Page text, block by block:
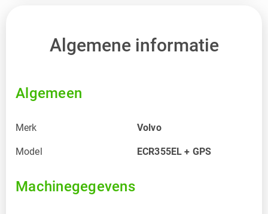
Algemene informatie
Algemeen
Merk Volvo
Model ECR355EL + GPS
Machinegegevens